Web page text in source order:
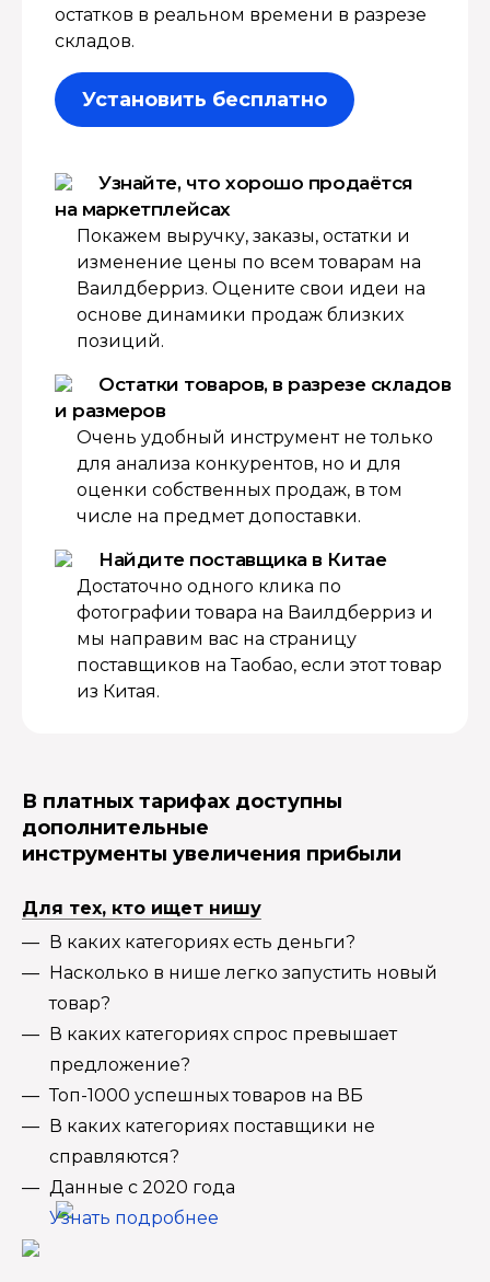
остатков в реальном времени в разрезе
складов.
Установить бесплатно
Узнайте, что хорошо продаётся
на маркетплейсах
Покажем выручку, заказы, остатки и
изменение цены по всем товарам на
Ваилдберриз. Оцените свои идеи на
основе динамики продаж близких
позиций.
Остатки товаров, в разрезе складов
и размеров
Очень удобный инструмент не только
для анализа конкурентов, но и для
оценки собственных продаж, в том
числе на предмет допоставки.
Найдите поставщика в Китае
Достаточно одного клика по
фотографии товара на Ваилдберриз и
мы направим вас на страницу
поставщиков на Таобао, если этот товар
из Китая.
В платных тарифах доступны
дополнительные
инструменты увеличения прибыли
Для тех, кто ищет нишу
В каких категориях есть деньги?
Насколько в нише легко запустить новый
товар?
В каких категориях спрос превышает
предложение?
Топ-1000 успешных товаров на ВБ
В каких категориях поставщики не
справляются?
Данные с 2020 года
Узнать подробнее